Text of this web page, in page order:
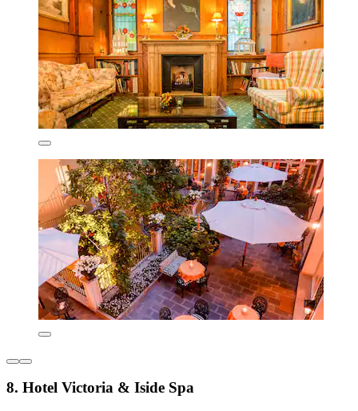
8. Hotel Victoria & Iside Spa